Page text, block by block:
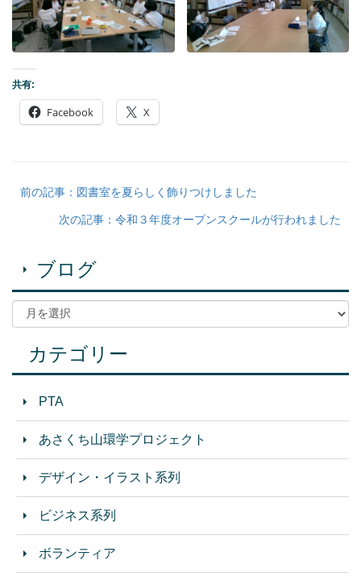
共有:
Facebook X
前の記事：図書室を夏らしく飾りつけしました
次の記事：令和３年度オープンスクールが行われました
ブログ
カテゴリー
PTA
あさくち山環学プロジェクト
デザイン・イラスト系列
ビジネス系列
ボランティア